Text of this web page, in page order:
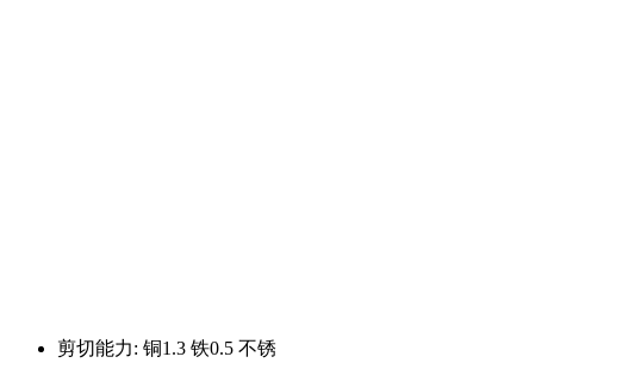
剪切能力: 铜1.3 铁0.5 不锈